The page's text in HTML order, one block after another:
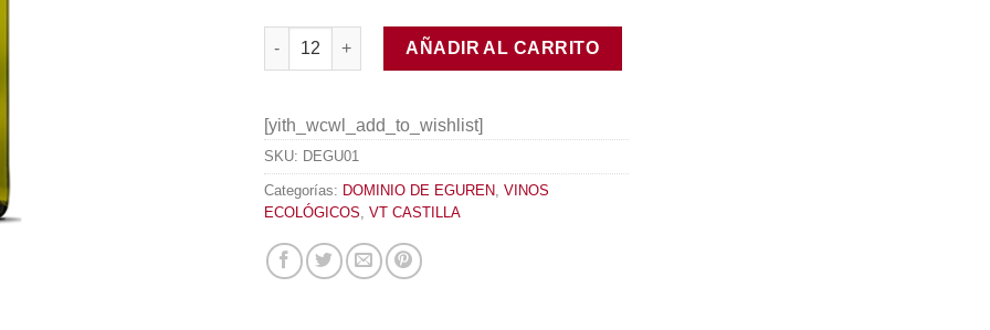
Códice Ecológico Blanco cantidad
AÑADIR AL CARRITO
[yith_wcwl_add_to_wishlist]
SKU: DEGU01
Categorías: DOMINIO DE EGUREN VINOS
ECOLÓGICOS VT CASTILLA